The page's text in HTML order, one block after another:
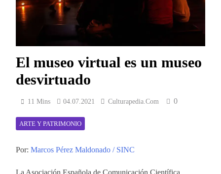
El museo virtual es un museo
desvirtuado
11 Mins 04.07.2021 Culturapedia.com 0
ARTE Y PATRIMONIO
Por: Marcos Pérez Maldonado / SINC